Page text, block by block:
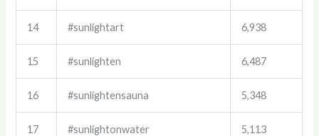
14 #sunlightart 6,938
15 #sunlighten 6,487
16 #sunlightensauna 5,348
17 #sunlightonwater 5,113